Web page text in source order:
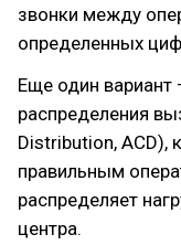
звонки между
определенных
Еще один вариант
распределения
Distribution, ACD),
правильным
распределяет
центра.